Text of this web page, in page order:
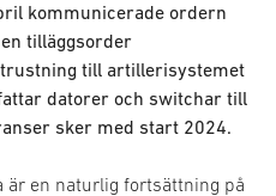
kommunicerade ordern
tilläggsorder
till artillerisystemet
datorer och switchar till
sker med start 2024.
är en naturlig fortsättning på